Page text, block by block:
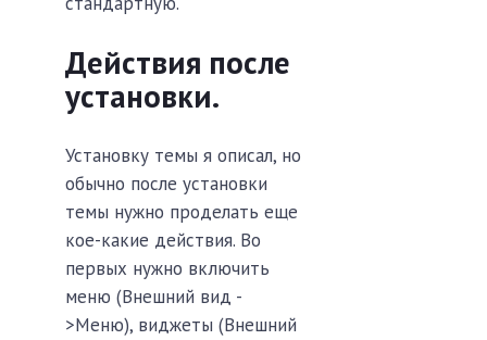
Действия после
установки.
Установку темы я описал, но
обычно после установки
темы нужно проделать еще
кое-какие действия. Во
первых нужно включить
меню (Внешний вид -
>Меню), виджеты (Внешний